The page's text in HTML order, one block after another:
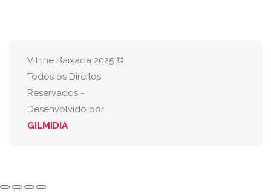
Vitrine Baixada 2025 ©
Todos os Direitos
Reservados -
Desenvolvido por
GILMIDIA